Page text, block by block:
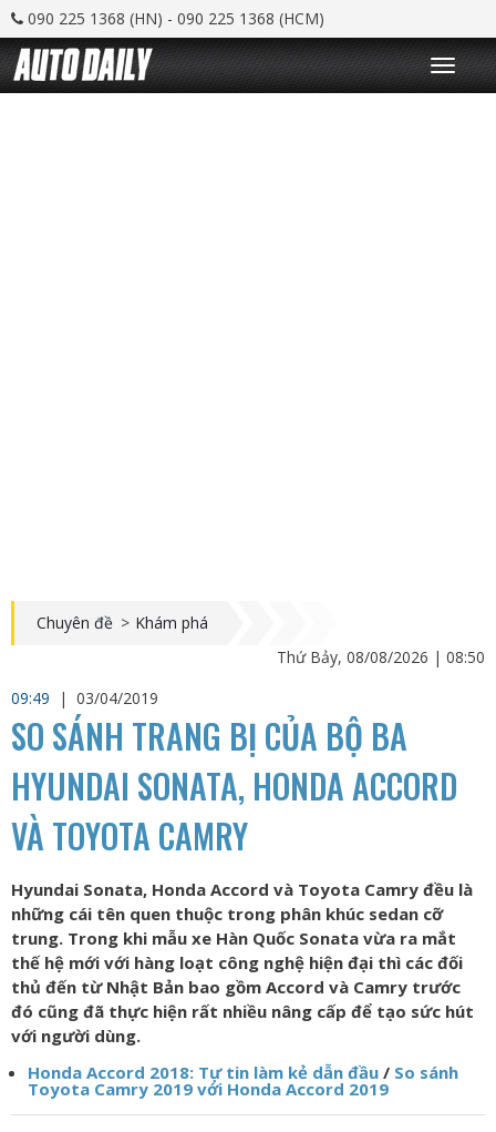
090 225 1368 (HN) - 090 225 1368 (HCM)
T
o
g
Chuyên đề > Khám phá
Thứ Bảy, 08/08/2026 | 08:50
09:49
| 03/04/2019
SO SÁNH TRANG BỊ CỦA BỘ BA
HYUNDAI SONATA, HONDA ACCORD
VÀ TOYOTA CAMRY
Hyundai Sonata, Honda Accord và Toyota Camry đều là
những cái tên quen thuộc trong phân khúc sedan cỡ
trung. Trong khi mẫu xe Hàn Quốc Sonata vừa ra mắt
thế hệ mới với hàng loạt công nghệ hiện đại thì các đối
thủ đến từ Nhật Bản bao gồm Accord và Camry trước
đó cũng đã thực hiện rất nhiều nâng cấp để tạo sức hút
với người dùng.
Honda Accord 2018: Tự tin làm kẻ dẫn đầu / So sánh
Toyota Camry 2019 với Honda Accord 2019